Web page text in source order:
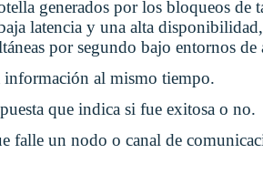
generados por los bloqueos de
latencia y una alta
por segundo bajo entornos de
al mismo tiempo.
que indica si fue exitosa o no.
falle un nodo o canal de